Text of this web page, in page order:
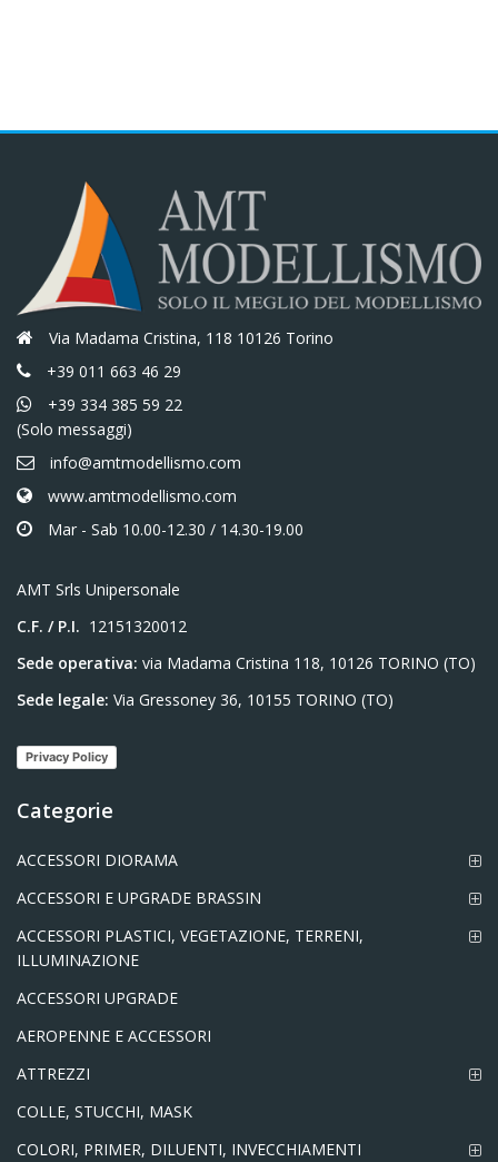
Via Madama Cristina, 118 10126 Torino
+39 011 663 46 29
+39 334 385 59 22
(Solo messaggi)
info@amtmodellismo.com
www.amtmodellismo.com
Mar - Sab 10.00-12.30 / 14.30-19.00
AMT Srls Unipersonale
C.F. / P.I. 12151320012
Sede operativa: via Madama Cristina 118, 10126 TORINO (TO)
Sede legale: Via Gressoney 36, 10155 TORINO (TO)
Privacy Policy
Categorie
ACCESSORI DIORAMA
ACCESSORI E UPGRADE BRASSIN
ACCESSORI PLASTICI, VEGETAZIONE, TERRENI,
ILLUMINAZIONE
ACCESSORI UPGRADE
AEROPENNE E ACCESSORI
ATTREZZI
COLLE, STUCCHI, MASK
COLORI, PRIMER, DILUENTI, INVECCHIAMENTI